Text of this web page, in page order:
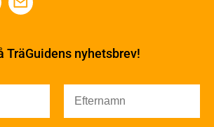
och lufttäthet
TräGuidens nyhetsbrev!